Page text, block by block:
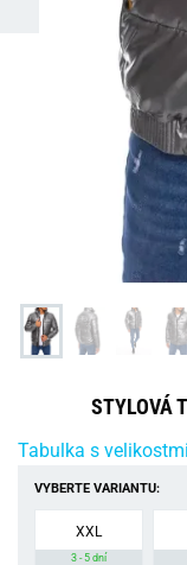
STYLOVÁ
Tabulka s velikostmi
VYBERTE VARIANTU:
XXL
3 - 5 dní